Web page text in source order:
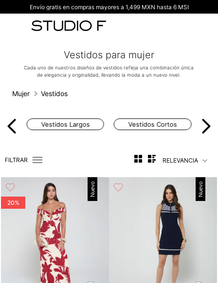
Envío gratis en compras mayores a 1,499 MXN hasta 6 MSI
Vestidos para mujer
Cada uno de nuestros diseños de vestidos refleja una combinación única
de elegancia y originalidad, llevando la moda a un nuevo nivel.
Mujer Vestidos
Vestidos Largos Vestidos Cortos
FILTRAR RELEVANCIA
Nuevo
20%
Nuevo
TÉRMINOS MÁS BUSCADOS
vestidos
tiro alto
5.
blazer
7
body studio f
9.
botas
10. blusa